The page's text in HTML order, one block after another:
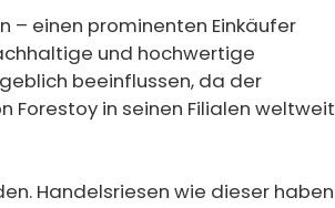
– einen prominenten Einkäufer
und hochwertige
beeinflussen, da der
Forestoy in seinen Filialen weltweit
Handelsriesen wie dieser haben